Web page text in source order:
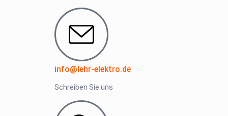
info@lehr-elektro.de
Schreiben Sie uns